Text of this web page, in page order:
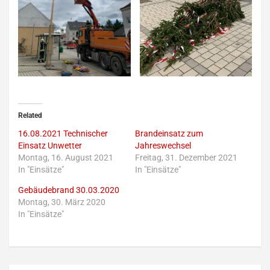
Related
16.08.2021 Technischer
Einsatz Unwetter
Montag, 16. August 2021
In "Einsätze"
Brandeinsatz zum
Jahreswechsel
Freitag, 31. Dezember 2021
In "Einsätze"
Gebäudebrand 30.03.2020
Montag, 30. März 2020
In "Einsätze"